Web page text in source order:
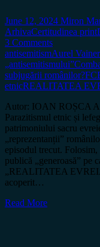
June 12, 2024 Miron
ArhivaCertitudinea print
3 Comments
antisemitismAurel Vainer
„antisemitismului”
subjugării românilor?
etnicREALITATEA
Autor: IOAN ROȘCA
Parazitismul etnic și
patrimoniului sacru
„reprezentanții”
episodul trecut. Folosim,
publică „generoasă” pe
„REALITATEA
acoperit…
Read More